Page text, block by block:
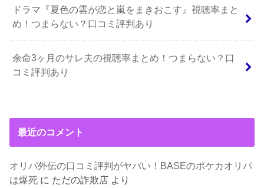
ドラマ『夏色の雲が恋と嵐をまきおこす』視聴率まと
め！つまらない？口コミ評判あり
余命3ヶ月のサレ夫の視聴率まとめ！つまらない？口
コミ評判あり
最近のコメント
オリパ外伝の口コミ評判がヤバい！BASEのポケカオリパ
は爆死 に ただの詐欺店 より